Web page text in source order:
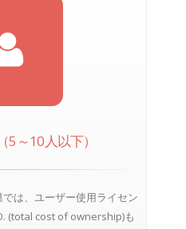
5～10人以下）
は、ユーザー使用ライセン
(total cost of ownership)も